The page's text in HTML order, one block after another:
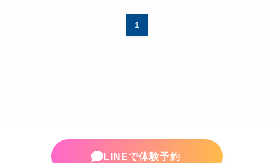
1
LINEで体験予約
W/O PERSONAL TRAINING GYM